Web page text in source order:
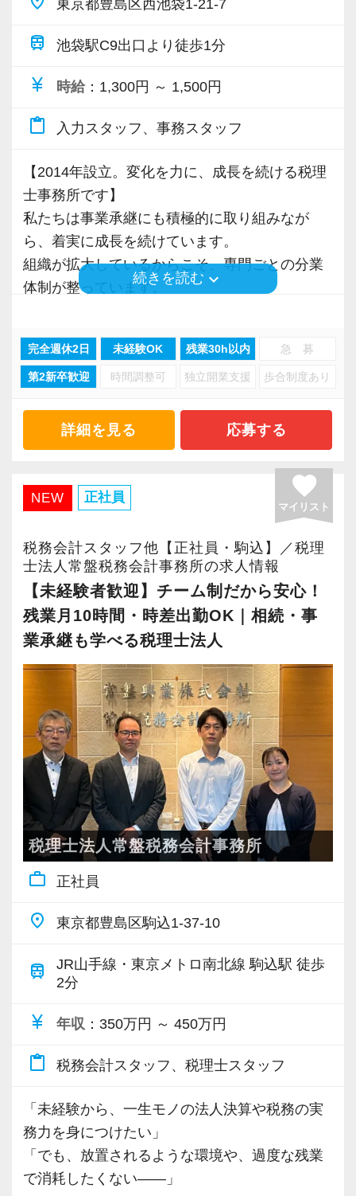
になるなんてことはありません。
メイドの教育で、一連の作業に慣れていくまで
柔軟にサポートしていきます。
具体的には、
・毎月１回の上司との面談により現状の課題や
今後のやりたいことを共有しています。
・マニュアルが豊富なため、マニュアルを基に
効率的に進められます。
・コーチング研修により、コーチングを日々の
す。
立てるサービス提供を行える。
そんな好循環を生み出すためにも今後も色々な
取り組みを進めていきたいと考えています。
超高齢化の税理士業界で、次世代を担うのが
ぜひ、あなたの力を貸してください。
ご応募をお待ちしております。
長く一緒に歩んでいきたいと考えています。
ご応募をお待ちしています。
☆★リクルートサイトはこちら★☆
https://na-tax.jp/recruit/
落ち着いた組織の中で、専門性を高めていきた
い方に適した環境です。
■ 事業承継を続けているからこそ、ポストが生
私たちは今後も事業承継を積極的に進めていき
それに伴い、チーム数や拠点の拡大も続いてい
ます。
ポストは“空く”のを待つのではなく、
組織の成長とともに“生まれていく”環境です。
・チームリーダー
・拠点責任者
といった役割を担っていただくことも可能で
プレーヤーとして専門性を極める道も選べま
す。
キャリアを「用意された型」にはめるのではな
く、
■ 働きやすさと学びの両立
毎週木曜日はノー残業デー。ほとんどの職員が
18時には退社します。
また繁忙期以外の残業は19時までと決め、効率
的な働き方を徹底しています。
（シャットダウンツールの導入により、19時以
降はPCの使用ができません）
一定条件を満たせば、
また、毎週の研修、IT研修、外部講師による勉
学びの機会も継続的に設けています。
税理士資格を目指す方も多く、
実務と勉強を両立しながら成長できる環境で
す。
■ 求める人物像
・誠実にお客様と向き合える方
東京都豊島区西池袋1-21-7
train 池袋駅C9出口より徒歩1分
currency_yen 時給 ：1,300円 ～ 1,500円
content_paste 入力スタッフ、事務スタッフ
【2014年設立。変化を力に、成長を続ける税理
士事務所です】
私たちは事業承継にも積極的に取り組みなが
ら、着実に成長を続けています。
組織が拡大しているからこそ、専門ごとの分業
体制が整っています。
現在在籍しているパートスタッフの多くは子育
て世代です。
き方をしている方もいます。
お子さまの急な体調不良や学校行事などにも柔
軟に対応しています。
「無理なく、長く働けること」
それを大切にしている職場です。
■ 製造部門（入力専属チーム）でのお仕事
入所後は、会計データ部（製造部門）に所属し
現在10名以上が在籍する、入力専属のチームで
主な業務は、
・会計データの入力補助
・資料のスキャンや整理
・電話応対
・請求書の郵送 など
入力業務が未経験でも問題ありません。
先輩スタッフが丁寧にOJTでサポートします。
簿記の資格や会計業務の経験をお持ちの方も歓
スキルや経験を活かして活躍いただける環境で
・分からないことをすぐ聞ける
・急なお休みでもフォローし合える
・業務が属人化しない
続きを読む keyboard_arrow_down
完全週休2日 未経験OK 残業30h以内 急 募
第2新卒歓迎 時間調整可 独立開業支援 歩合制度あり
詳細を見る 応募する
NEW 正社員 favorite
マイリスト
税務会計スタッフ他【正社員・駒込】／税理
士法人常盤税務会計事務所の求人情報
【未経験者歓迎】チーム制だから安心！
残業月10時間・時差出勤OK｜相続・事
業承継も学べる税理士法人
税理士法人常盤税務会計事務所
work_outline 正社員
place 東京都豊島区駒込1-37-10
train
JR山手線・東京メトロ南北線 駒込駅 徒歩
2分
currency_yen 年収 ：350万円 ～ 450万円
content_paste 税務会計スタッフ、税理士スタッフ
「未経験から、一生モノの法人決算や税務の実
務力を身につけたい」
「でも、放置されるような環境や、過度な残業
で消耗したくない――」